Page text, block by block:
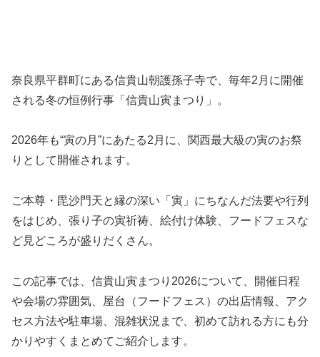
奈良県平群町にある信貴山朝護孫子寺で、毎年2月に開催
される冬の恒例行事「信貴山寅まつり」。
2026年も“寅の月”にあたる2月に、関西最大級の寅のお祭
りとして開催されます。
ご本尊・毘沙門天と縁の深い「寅」にちなんだ法要や行列
をはじめ、張り子の寅祈祷、絵付け体験、フードフェスな
ど見どころが盛りだくさん。
この記事では、信貴山寅まつり2026について、開催日程
や会場の雰囲気、屋台（フードフェス）の出店情報、アク
セス方法や駐車場、混雑状況まで、初めて訪れる方にも分
かりやすくまとめてご紹介します。